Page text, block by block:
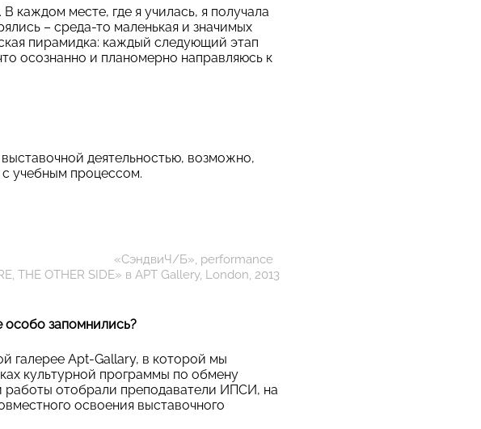
каждом месте, где я училась, я получала
– среда-то маленькая и значимых
пирамидка: каждый следующий этап
осознанно и планомерно направляюсь к
деятельностью, возможно,
с учебным процессом.
«СэндвиЧ/Б», performance
THE OTHER SIDE» в APT Gallery, London, 2013
особо запомнились?
галерее Apt-Gallary, в которой мы
культурной программы по обмену
работы отобрали преподаватели ИПСИ, на
освоения выставочного